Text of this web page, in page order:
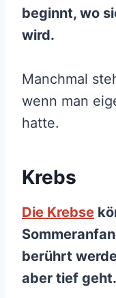
beginnt, wo
wird.
Manchmal
wenn man
hatte.
Krebs
Die Krebse
berührt
aber tief geht.